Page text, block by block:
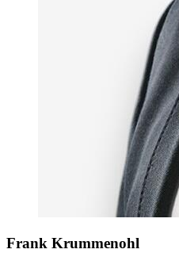
Frank Krummenohl